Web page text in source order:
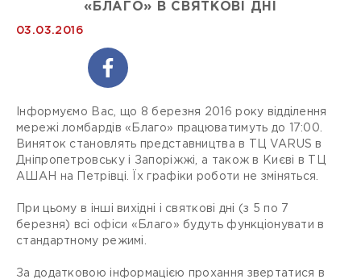
«БЛАГО» В СВЯТКОВІ ДНІ
03.03.2016
Інформуємо Вас, що 8 березня 2016 року відділення
мережі ломбардів «Благо» працюватимуть до 17:00.
Виняток становлять представництва в ТЦ VARUS в
Дніпропетровську і Запоріжжі, а також в Києві в ТЦ
АШАН на Петрівці. Їх графіки роботи не зміняться.
При цьому в інші вихідні і святкові дні (з 5 по 7
березня) всі офіси «Благо» будуть функціонувати в
стандартному режимі.
За додатковою інформацією прохання звертатися в